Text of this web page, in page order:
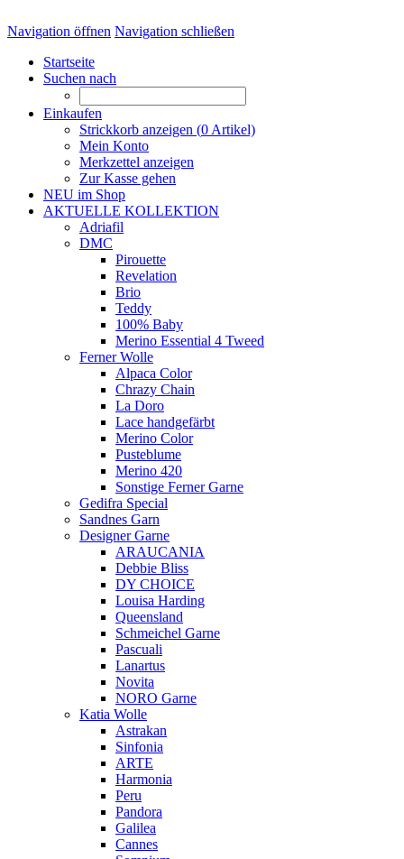
Navigation öffnen Navigation schließen
Startseite
Suchen nach
Einkaufen
Strickkorb anzeigen (0 Artikel)
Mein Konto
Merkzettel anzeigen
Zur Kasse gehen
NEU im Shop
AKTUELLE KOLLEKTION
Adriafil
DMC
Pirouette
Revelation
Brio
Teddy
100% Baby
Merino Essential 4 Tweed
Ferner Wolle
Alpaca Color
Chrazy Chain
La Doro
Lace handgefärbt
Merino Color
Pusteblume
Merino 420
Sonstige Ferner Garne
Gedifra Special
Sandnes Garn
Designer Garne
ARAUCANIA
Debbie Bliss
DY CHOICE
Louisa Harding
Queensland
Schmeichel Garne
Pascuali
Lanartus
Novita
NORO Garne
Katia Wolle
Astrakan
Sinfonia
ARTE
Harmonia
Peru
Pandora
Galilea
Cannes